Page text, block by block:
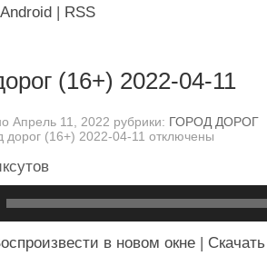
Android | RSS
(16+) 2022-04-11
Апрель 11, 2022 рубрики: ГОРОД ДОРОГ
дорог (16+) 2022-04-11 отключены
в новом окне
Скачать